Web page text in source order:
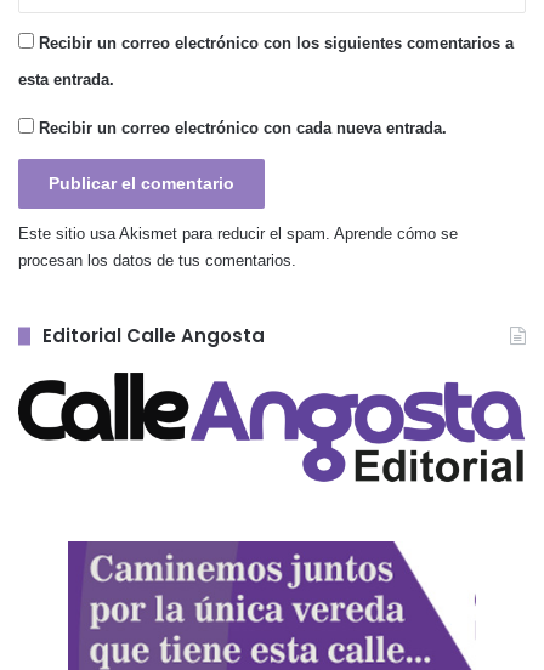
Recibir un correo electrónico con los siguientes comentarios a
esta entrada.
Recibir un correo electrónico con cada nueva entrada.
Este sitio usa Akismet para reducir el spam. Aprende cómo se
procesan los datos de tus comentarios.
Editorial Calle Angosta